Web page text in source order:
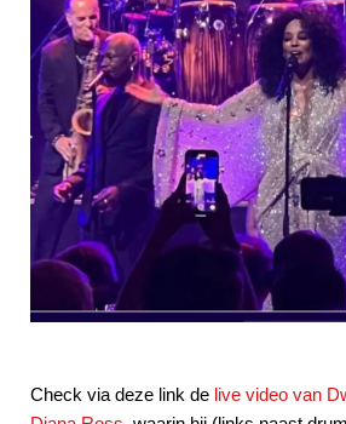
Check via deze link de live video van